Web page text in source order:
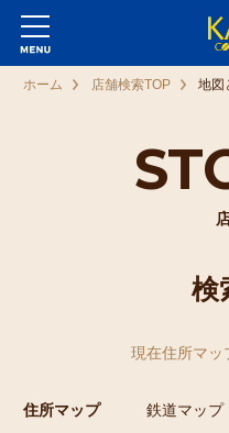
ホーム 店舗検索TOP 地図
検
現在住所マッ
住所マップ 鉄道マップ